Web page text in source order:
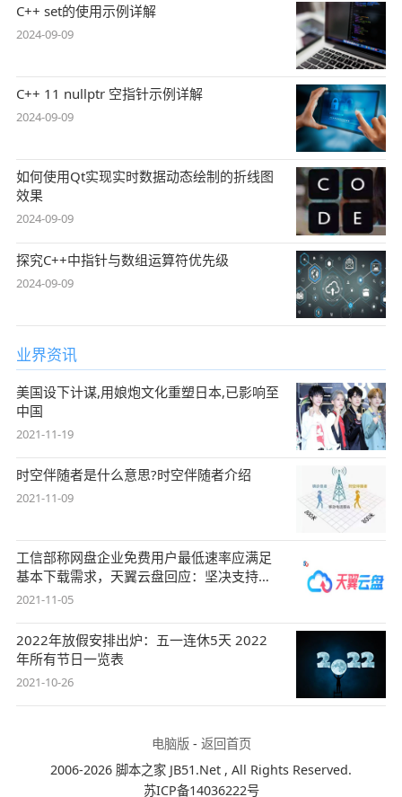
C++ set的使用示例详解
2024-09-09
C++ 11 nullptr 空指针示例详解
2024-09-09
如何使用Qt实现实时数据动态绘制的折线图
效果
2024-09-09
探究C++中指针与数组运算符优先级
2024-09-09
业界资讯
美国设下计谋,用娘炮文化重塑日本,已影响至
中国
2021-11-19
时空伴随者是什么意思?时空伴随者介绍
2021-11-09
工信部称网盘企业免费用户最低速率应满足
基本下载需求，天翼云盘回应：坚决支持，
始终
2021-11-05
2022年放假安排出炉：五一连休5天 2022
年所有节日一览表
2021-10-26
电脑版- 返回首页
2006-2026 脚本之家 JB51.Net , All Rights Reserved.
苏ICP备14036222号